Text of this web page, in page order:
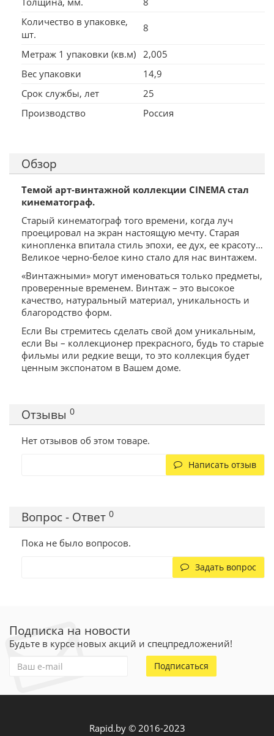
Количество в упаковке,
шт.
8
Метраж 1 упаковки (кв.м) 2,005
Вес упаковки
14,9
Срок службы, лет
25
Производство
Россия
Обзор
Темой арт-винтажной коллекции CINEMA стал
кинематограф.
Старый кинематограф того времени, когда луч
проецировал на экран настоящую мечту. Старая
кинопленка впитала стиль эпохи, ее дух, ее красоту…
Великое черно-белое кино стало для нас винтажем.
«Винтажными» могут именоваться только предметы,
проверенные временем. Винтаж – это высокое
качество, натуральный материал, уникальность и
благородство форм.
Если Вы стремитесь сделать свой дом уникальным,
если Вы – коллекционер прекрасного, будь то старые
фильмы или редкие вещи, то это коллекция будет
ценным экспонатом в Вашем доме.
Отзывы 0
Нет отзывов об этом товаре.
Написать отзыв
Вопрос - Ответ 0
Пока не было вопросов.
Задать вопрос
Подписка на новости
Будьте в курсе новых акций и спецпредложений!
Подписаться
Rapid.by © 2016-2023